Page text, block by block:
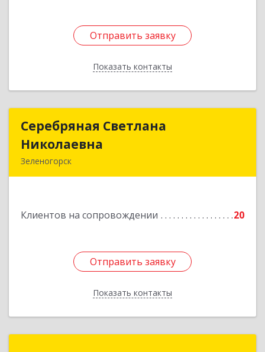
Отправить заявку
Показать контакты
Отправить заявку
Назад
Серебряная Светлана
Николаевна
Зеленогорск
Клиентов на сопровождении 20
Отправить заявку
Показать контакты
Серебряная Светлана
Подробнее
Отправить заявку
Назад